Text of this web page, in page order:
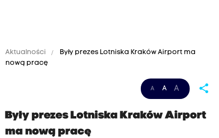
Aktualności
Były prezes Lotniska Kraków Airport ma
nową pracę
A A A share
Były prezes Lotniska Kraków Airport
ma nową pracę